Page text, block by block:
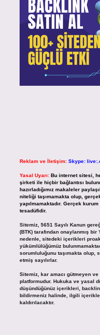
Reklam ve İletişim: Skype:
Yasal Uyarı: Bu internet sitesi,
şirketi ile hiçbir bağlantısı
hazırladığımız makaleler
niteliği taşımamakta olup,
yapılmamaktadır. Gerçek
tesadüfidir.
Sitemiz, 5651 Sayılı Kanun
(BTK) tarafından onaylanmış
nedenle, sitedeki içerikleri
yükümlülüğümüz
sorumluluğunu taşımakta olup,
etmiş sayılırlar.
Sitemiz, kar amacı gütmeyen
platformudur. Hukuka ve yasal
düşündüğünüz içerikleri,
bildirmeniz halinde, ilgili
kaldırılacaktır.